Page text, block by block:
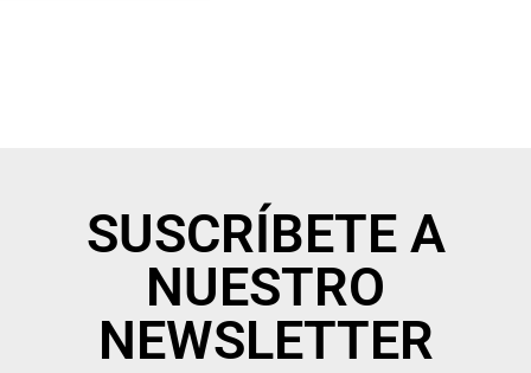
SUSCRÍBETE A
NUESTRO
NEWSLETTER